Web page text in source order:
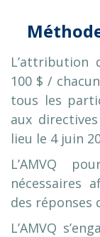
L’attribution
100 $ /
tous les
aux
lieu le 4 juin
L’AMVQ
nécessaires
des réponses
L’AMVQ